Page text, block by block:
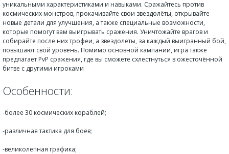
уникальными характеристиками и навыками. Сражайтесь против
космических монстров, прокачивайте свои звездолёты, открывайте
новые детали для улучшения, а также специальные возможности,
которые помогут вам выигрывать сражения. Уничтожайте врагов и
собирайте после них трофеи, а звездолеты, за каждый выигранный бой,
повышают свой уровень. Помимо основной кампании, игра также
предлагает PvP сражения, где вы сможете схлестнуться в ожесточённой
битве с другими игроками
Особенности:
-более 30 космических кораблей;
-различная тактика для боёв;
-великолепная графика;